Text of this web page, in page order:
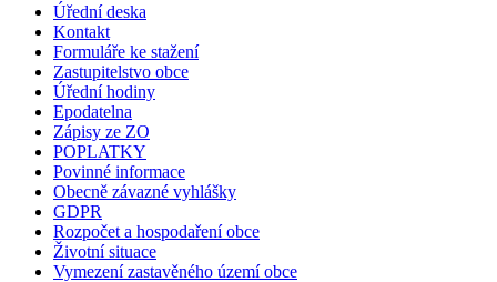
Úřední deska
Kontakt
Formuláře ke stažení
Zastupitelstvo obce
Úřední hodiny
Epodatelna
Zápisy ze ZO
POPLATKY
Povinné informace
Obecně závazné vyhlášky
GDPR
Rozpočet a hospodaření obce
Životní situace
Vymezení zastavěného území obce